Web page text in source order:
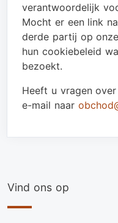
verantwoordelijk
Mocht er een link
derde partij op
hun cookiebeleid
bezoekt.
Heeft u vragen
e-mail naar
Vind ons op